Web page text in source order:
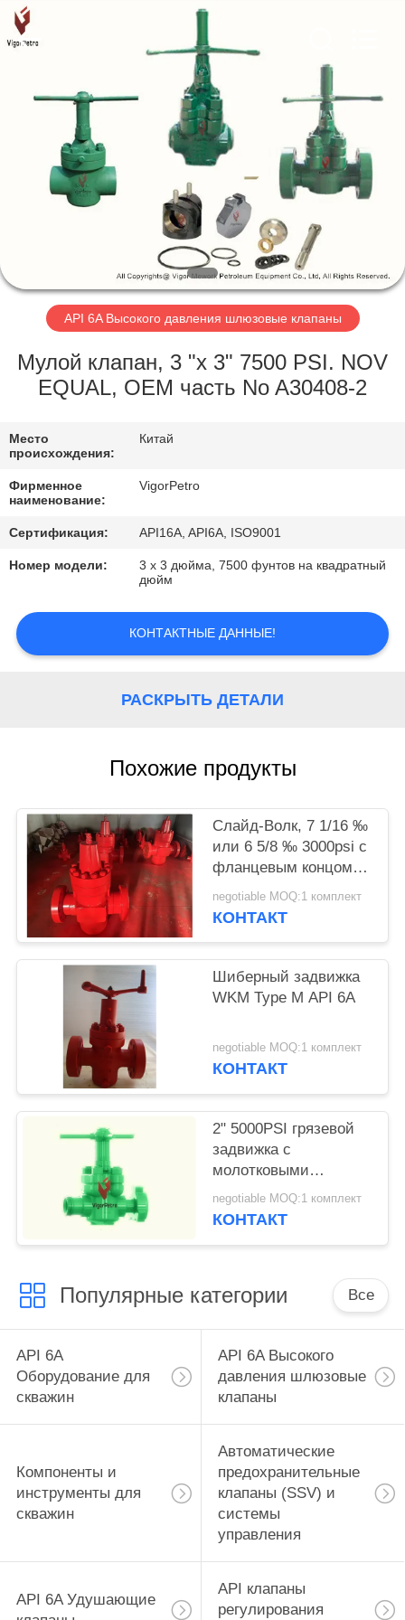
ГЛАВНАЯ
СТРАНИЦА
ПРОДУКЦИЯ
КОМПАНИИ
НАША
ФАБРИКА
КАЧЕСТВА
КОНТАКТНЫЕ
ДАННЫЕ
ОТПРАВИТЬ
ЗАПРОС
PRIVACY
Petroleum
Equipment
Co.,
Ltd.
All
API 6A Высокого давления шлюзовые клапаны
Мулой клапан, 3 "х 3" 7500 PSI. NOV
EQUAL, OEM часть No A30408-2
Место
происхождения:
Китай
Фирменное
наименование:
VigorPetro
Сертификация: API16A, API6A, ISO9001
Номер модели:
3 x 3 дюйма, 7500 фунтов на квадратный
дюйм
КОНТАКТНЫЕ ДАННЫЕ!
РАСКРЫТЬ ДЕТАЛИ
Похожие продукты
Слайд-Волк, 7 1/16 ‰
или 6 5/8 ‰ 3000psi с
фланцевым концом,
ручной, API6A PSL2
PR1 PU EE.
negotiable MOQ:1 комплект
КОНТАКТ
Шиберный задвижка
WKM Type M API 6A
negotiable MOQ:1 комплект
КОНТАКТ
2" 5000PSI грязевой
задвижка с
молотковыми
соединениями, одно
соединение
negotiable MOQ:1 комплект
КОНТАКТ
Популярные категории Все
API 6A
Оборудование для
скважин
API 6A Высокого
давления шлюзовые
клапаны
Компоненты и
инструменты для
скважин
Автоматические
предохранительные
клапаны (SSV) и
системы
управления
API 6A Удушающие
API клапаны
регулирования